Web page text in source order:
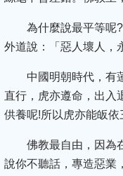
為什麼說最平等呢
外道說：「惡人壞人，
中國明朝時代，有
直行，虎亦遵命，出入
供養呢!所以虎亦能皈依
佛教最自由，因為
說你不聽話，專造惡業